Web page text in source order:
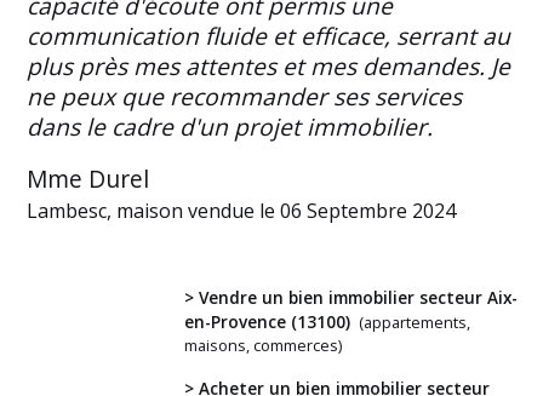
communication fluide et efficace, serrant au
plus près mes attentes et mes demandes. Je
ne peux que recommander ses services
dans le cadre d'un projet immobilier.
Mme Durel
Lambesc, maison vendue le 06 Septembre 2024
> Vendre un bien immobilier secteur Aix-
en-Provence (13100) (appartements,
maisons, commerces)
> Acheter un bien immobilier secteur